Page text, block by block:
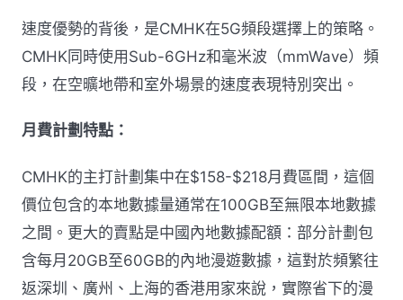
速度優勢的背後，是CMHK在5G頻段選擇上的策略。
CMHK同時使用Sub-6GHz和毫米波（mmWave）頻
段，在空曠地帶和室外場景的速度表現特別突出。
月費計劃特點：
CMHK的主打計劃集中在$158-$218月費區間，這個
價位包含的本地數據量通常在100GB至無限本地數據
之間。更大的賣點是中國內地數據配額：部分計劃包
含每月20GB至60GB的內地漫遊數據，這對於頻繁往
返深圳、廣州、上海的香港用家來說，實際省下的漫